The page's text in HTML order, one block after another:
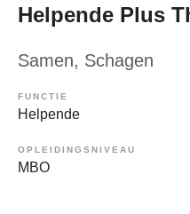
Helpende Plus
Samen, Schagen
FUNCTIE
Helpende
OPLEIDINGSNIVEAU
MBO